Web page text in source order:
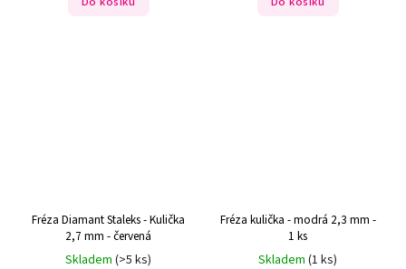
Fréza Diamant Staleks - Kulička
2,7 mm - červená
Skladem (>5 ks)
Fréza kulička - modrá 2,3 mm -
1 ks
Skladem (1 ks)